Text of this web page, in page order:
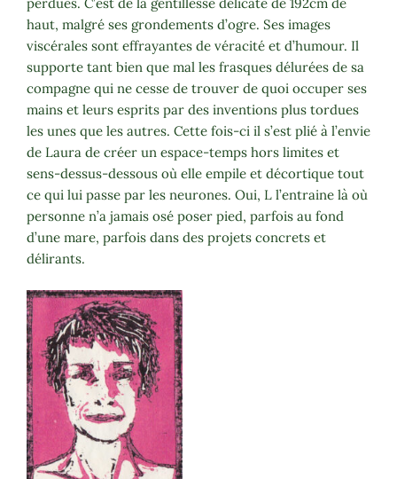
haut, malgré ses grondements d’ogre. Ses images
viscérales sont effrayantes de véracité et d’humour. Il
supporte tant bien que mal les frasques délurées de sa
compagne qui ne cesse de trouver de quoi occuper ses
mains et leurs esprits par des inventions plus tordues
les unes que les autres. Cette fois-ci il s’est plié à l’envie
de Laura de créer un espace-temps hors limites et
sens-dessus-dessous où elle empile et décortique tout
ce qui lui passe par les neurones. Oui, L l’entraine là où
personne n’a jamais osé poser pied, parfois au fond
d’une mare, parfois dans des projets concrets et
délirants.